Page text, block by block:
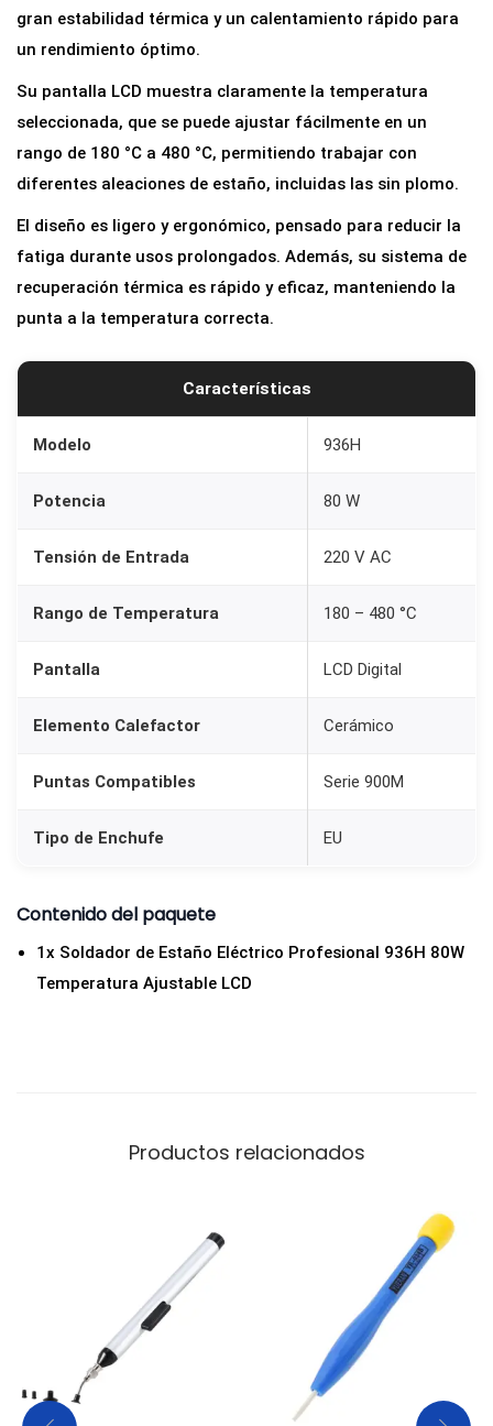
gran estabilidad térmica y un calentamiento rápido para
un rendimiento óptimo.
Su pantalla LCD muestra claramente la temperatura
seleccionada, que se puede ajustar fácilmente en un
rango de 180 °C a 480 °C, permitiendo trabajar con
diferentes aleaciones de estaño, incluidas las sin plomo.
El diseño es ligero y ergonómico, pensado para reducir la
fatiga durante usos prolongados. Además, su sistema de
recuperación térmica es rápido y eficaz, manteniendo la
punta a la temperatura correcta.
Características
Modelo 936H
Potencia 80 W
Tensión de Entrada 220 V AC
Rango de Temperatura 180 – 480 °C
Pantalla LCD Digital
Elemento Calefactor Cerámico
Puntas Compatibles Serie 900M
Tipo de Enchufe EU
Contenido del paquete
1x Soldador de Estaño Eléctrico Profesional 936H 80W
Temperatura Ajustable LCD
Productos relacionados